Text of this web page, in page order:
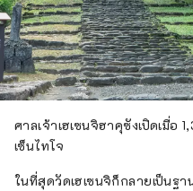
ศาลเจ้าเฮเซนจิฮาคุซังเปิดเมื่อ
เซ็นไทโจ
ในที่สุดวัดเฮเซนจิก็กลายเป็นฐ